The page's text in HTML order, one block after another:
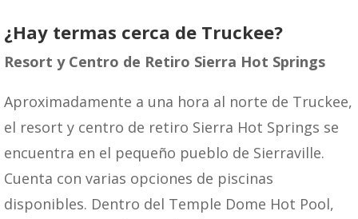
¿Hay termas cerca de Truckee?
Resort y Centro de Retiro Sierra Hot Springs
Aproximadamente a una hora al norte de Truckee,
el resort y centro de retiro Sierra Hot Springs se
encuentra en el pequeño pueblo de Sierraville.
Cuenta con varias opciones de piscinas
disponibles. Dentro del Temple Dome Hot Pool,